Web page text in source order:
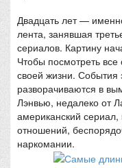
Двадцать лет —
лента, занявшая
сериалов. Картину
Чтобы посмотреть
своей жизни. События
разворачиваются в
Лэнвью, недалеко от
американский
отношений,
наркомании.